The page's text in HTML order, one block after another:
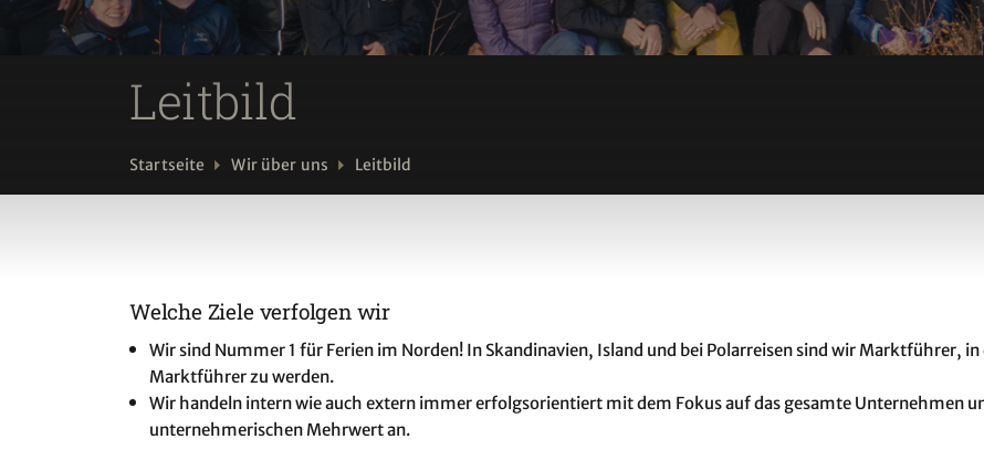
Leitbild
Startseite Wir über uns Leitbild
Welche Ziele verfolgen wir
Wir sind Nummer 1 für Ferien im Norden! In Skandinavien, Island und bei Polarreisen sind wir Marktführer,
Marktführer zu werden.
Wir handeln intern wie auch extern immer erfolgsorientiert mit dem Fokus auf das gesamte Unternehmen
unternehmerischen Mehrwert an.